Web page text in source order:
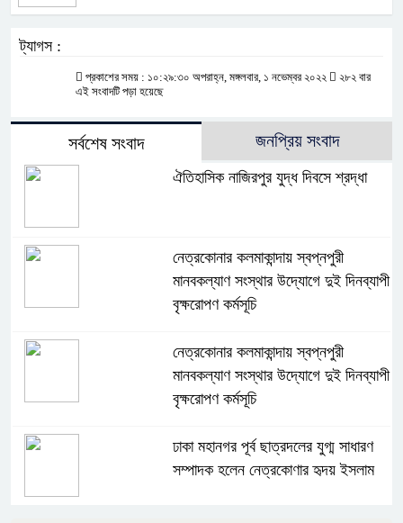
ট্যাগস :
প্রকাশের সময় : ১০:২৯:৩০ অপরাহ্ন, মঙ্গলবার, ১ নভেম্বর ২০২২
২৮২ বার
এই সংবাদটি পড়া হয়েছে
সর্বশেষ সংবাদ জনপ্রিয় সংবাদ
ঐতিহাসিক নাজিরপুর যুদ্ধ দিবসে শ্রদ্ধা
নেত্রকোনার কলমাকান্দায় স্বপ্নপুরী
মানবকল্যাণ সংস্থার উদ্যোগে দুই দিনব্যাপী
বৃক্ষরোপণ কর্মসূচি
নেত্রকোনার কলমাকান্দায় স্বপ্নপুরী
মানবকল্যাণ সংস্থার উদ্যোগে দুই দিনব্যাপী
বৃক্ষরোপণ কর্মসূচি
ঢাকা মহানগর পূর্ব ছাত্রদলের যুগ্ম সাধারণ
সম্পাদক হলেন নেত্রকোণার হৃদয় ইসলাম